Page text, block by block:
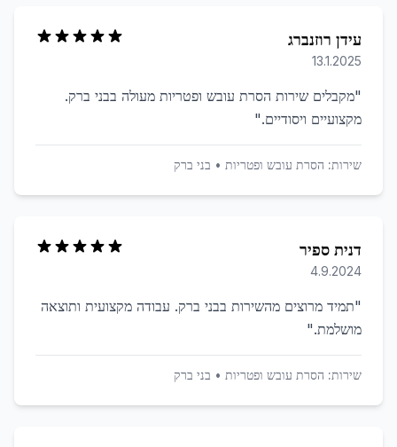
עידן רוזנברג
13.1.2025
"מקבלים שירות הסרת עובש ופטריות מעולה בבני ברק.
מקצועיים ויסודיים."
שירות: הסרת עובש ופטריות • בני ברק
דנית ספיר
4.9.2024
"תמיד מרוצים מהשירות בבני ברק. עבודה מקצועית ותוצאה
מושלמת."
שירות: הסרת עובש ופטריות • בני ברק